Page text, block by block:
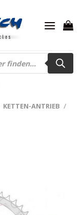
KETTEN-ANTRIEB /